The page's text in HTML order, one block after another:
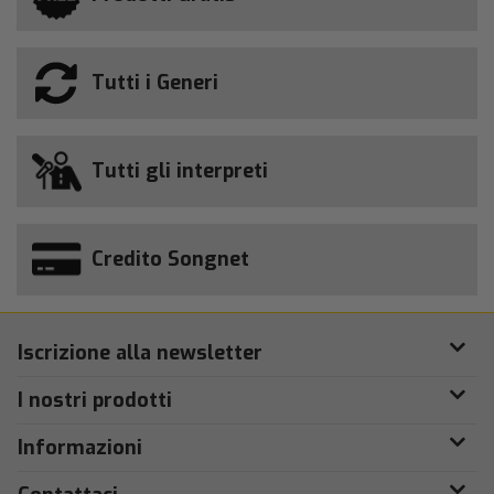
Tutti i Generi
Tutti gli interpreti
Credito Songnet
Iscrizione alla newsletter
I nostri prodotti
Informazioni